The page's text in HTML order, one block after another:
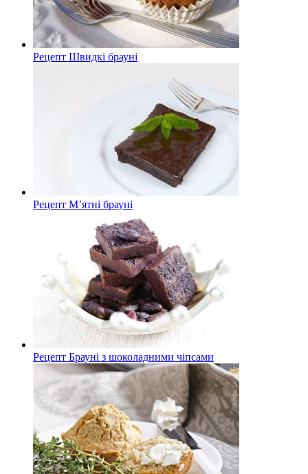
Рецепт Швидкі брауні
Рецепт М’ятні брауні
Рецепт Брауні з шоколадними чіпсами